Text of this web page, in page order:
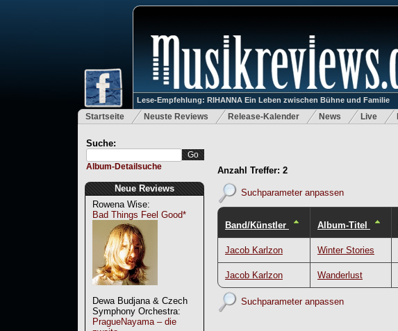
Lese-Empfehlung: RIHANNA Ein Leben zwischen Bühne und Familie
Startseite Neuste Reviews Release-Kalender News Live
Suche:
Album-Detailsuche
Neue Reviews
Rowena Wise:
Bad Things Feel Good*
Dewa Budjana & Czech
Symphony Orchestra:
PragueNayama – die
Anzahl Treffer: 2
Suchparameter anpassen
Band/Künstler Album-Titel
Jacob Karlzon Winter Stories
Jacob Karlzon Wanderlust
Suchparameter anpassen